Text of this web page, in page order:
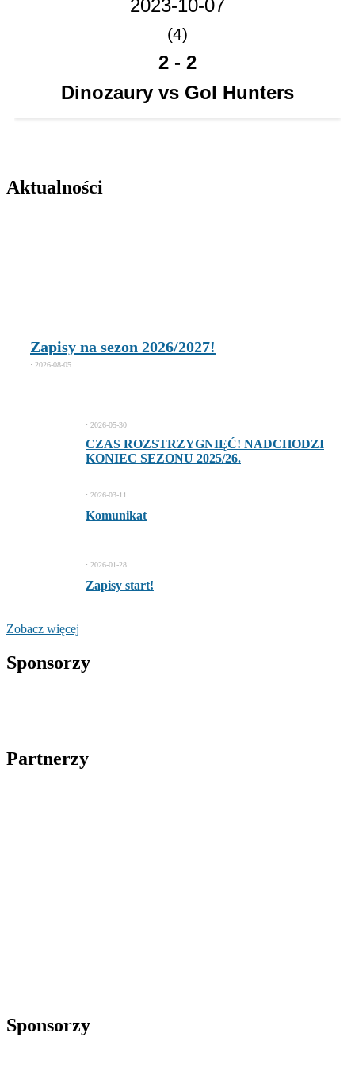
2023-10-07
(4)
2 - 2
Dinozaury vs Gol Hunters
Aktualności
Zapisy na sezon 2026/2027!
⋅ 2026-08-05
CZAS ROZSTRZYGNIĘĆ! NADCHODZI
KONIEC SEZONU 2025/26.
⋅ 2026-05-30
Komunikat
⋅ 2026-03-11
Zapisy start!
⋅ 2026-01-28
Zobacz więcej
Sponsorzy
Partnerzy
Sponsorzy